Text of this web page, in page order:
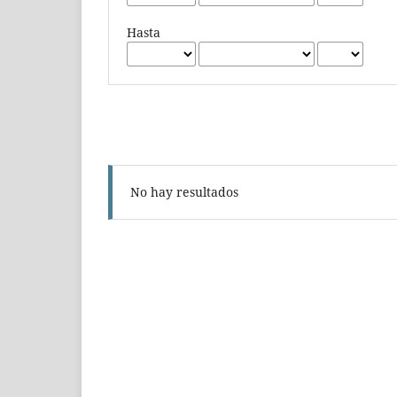
Hasta
No hay resultados